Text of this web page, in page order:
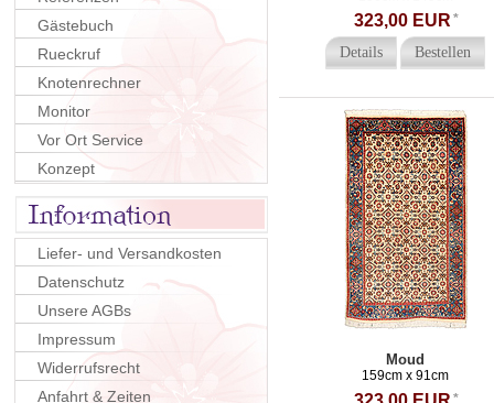
Gästebuch
Rueckruf
Knotenrechner
Monitor
Vor Ort Service
Konzept
Liefer- und Versandkosten
Datenschutz
Unsere AGBs
Impressum
Widerrufsrecht
Anfahrt & Zeiten
323,00 EUR *
Details Bestellen
Moud
159cm x 91cm
*